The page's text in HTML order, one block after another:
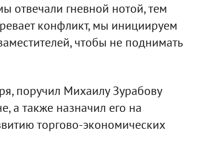
отвечали гневной нотой, тем
конфликт, мы инициируем
чтобы не поднимать
поручил Михаилу Зурабову
а также назначил его на
торгово-экономических